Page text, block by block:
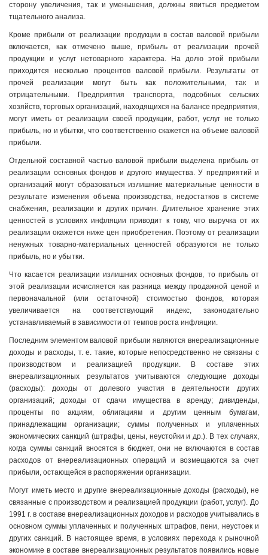
сторону увеличения, так и уменьшения, должны явиться предметом
тщательного анализа.
Кроме прибыли от реализации продукции в состав валовой прибыли
включается, как отмечено выше, прибыль от реализации прочей
продукции и услуг нетоварного характера. На долю этой прибыли
приходится несколько процентов валовой прибыли. Результаты от
прочей реализации могут быть как положительными, так и
отрицательными. Предприятия транспорта, подсобных сельских
хозяйств, торговых организаций, находящихся на балансе предприятия,
могут иметь от реализации своей продукции, работ, услуг не только
прибыль, но и убытки, что соответственно скажется на объеме валовой
прибыли.
Отдельной составной частью валовой прибыли выделена прибыль от
реализации основных фондов и другого имущества. У предприятий и
организаций могут образоваться излишние материальные ценности в
результате изменения объема производства, недостатков в системе
снабжения, реализации и других причин. Длительное хранение этих
ценностей в условиях инфляции приводит к тому, что выручка от их
реализации окажется ниже цен приобретения. Поэтому от реализации
ненужных товарно-материальных ценностей образуются не только
прибыль, но и убытки.
Что касается реализации излишних основных фондов, то прибыль от
этой реализации исчисляется как разница между продажной ценой и
первоначальной (или остаточной) стоимостью фондов, которая
увеличивается на соответствующий индекс, законодательно
устанавливаемый в зависимости от темпов роста инфляции.
Последним элементом валовой прибыли являются внереализационные
доходы и расходы, т. е. такие, которые непосредственно не связаны с
производством и реализацией продукции. В составе этих
внереализационных результатов учитываются следующие доходы
(расходы): доходы от долевого участия в деятельности других
организаций; доходы от сдачи имущества в аренду; дивиденды,
проценты по акциям, облигациям и другим ценным бумагам,
принадлежащим организации; суммы полученных и уплаченных
экономических санкций (штрафы, цены, неустойки и др.). В тех случаях,
когда суммы санкций вносятся в бюджет, они не включаются в состав
расходов от внереализационных операций и возмещаются за счет
прибыли, остающейся в распоряжении организации.
Могут иметь место и другие внереализационные доходы (расходы), не
связанные с производством и реализацией продукции (работ, услуг). До
1991 г. в составе внереализационных доходов и расходов учитывались в
основном суммы уплаченных и полученных штрафов, пени, неустоек и
других санкций. В настоящее время, в условиях перехода к рыночной
экономике в составе внереализационных результатов появились новые